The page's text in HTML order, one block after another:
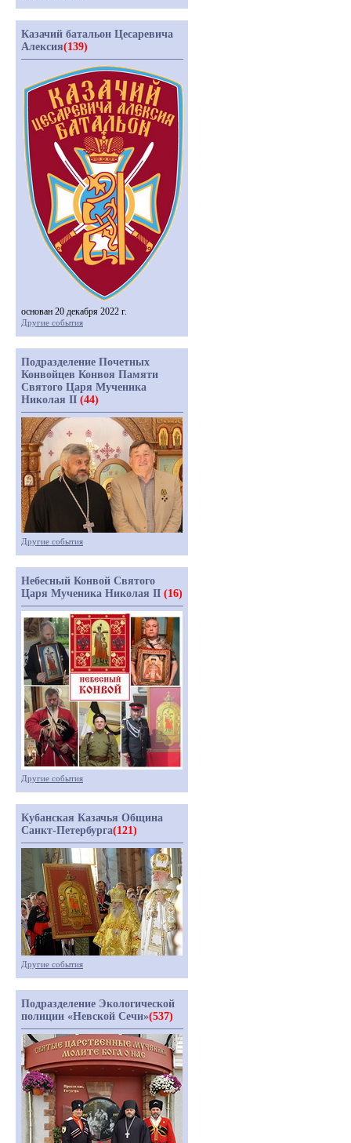
Казачий батальон Цесаревича
Алексия(139)
основан 20 декабря 2022 г.
Другие события
Подразделение Почетных
Конвойцев Конвоя Памяти
Святого Царя Мученика
Николая II (44)
Другие события
Небесный Конвой Святого
Царя Мученика Николая II (16)
Другие события
Кубанская Казачья Община
Санкт-Петербурга(121)
Другие события
Подразделение Экологической
полиции «Невской Сечи»(537)